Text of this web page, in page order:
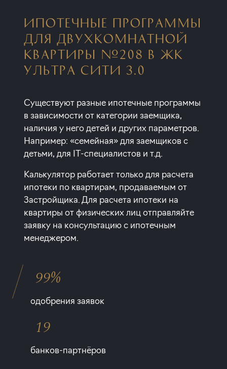
ИПОТЕЧНЫЕ ПРОГРАММЫ
ДЛЯ ДВУХКОМНАТНОЙ
КВАРТИРЫ №208 В ЖК
УЛЬТРА СИТИ 3.0
Существуют разные ипотечные программы
в зависимости от категории заемщика,
наличия у него детей и других параметров.
Например: «семейная» для заемщиков с
детьми, для IT-специалистов и т.д.
Калькулятор работает только для расчета
ипотеки по квартирам, продаваемым от
Застройщика. Для расчета ипотеки на
квартиры от физических лиц отправляйте
заявку на консультацию с ипотечным
менеджером.
99%
одобрения заявок
19
банков-партнёров